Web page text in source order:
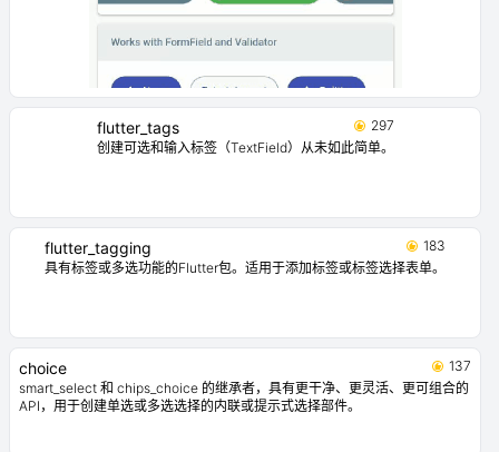
flutter_tags
297
创建可选和输入标签（TextField）从未如此简单。
flutter_tagging
183
具有标签或多选功能的Flutter包。适用于添加标签或标签选择表单。
choice
137
smart_select 和 chips_choice 的继承者，具有更干净、更灵活、更可组合的
API，用于创建单选或多选选择的内联或提示式选择部件。